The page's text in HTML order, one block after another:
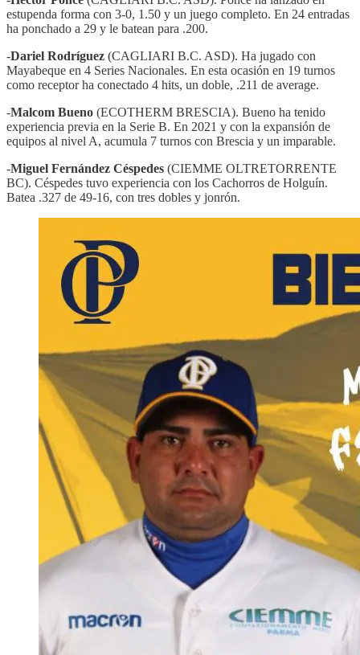
estupenda forma con 3-0, 1.50 y un juego completo. En 24 entradas
ha ponchado a 29 y le batean para .200.
-Dariel Rodríguez (CAGLIARI B.C. ASD). Ha jugado con
Mayabeque en 4 Series Nacionales. En esta ocasión en 19 turnos
como receptor ha conectado 4 hits, un doble, .211 de average.
-Malcom Bueno (ECOTHERM BRESCIA). Bueno ha tenido
experiencia previa en la Serie B. En 2021 y con la expansión de
equipos al nivel A, acumula 7 turnos con Brescia y un imparable.
-Miguel Fernández Céspedes (CIEMME OLTRETORRENTE
BC). Céspedes tuvo experiencia con los Cachorros de Holguín.
Batea .327 de 49-16, con tres dobles y jonrón.